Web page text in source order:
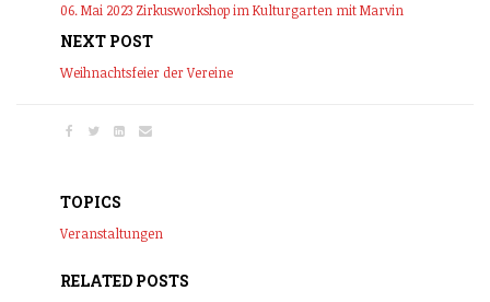
06. Mai 2023 Zirkusworkshop im Kulturgarten mit Marvin
NEXT POST
Weihnachtsfeier der Vereine
TOPICS
Veranstaltungen
RELATED POSTS